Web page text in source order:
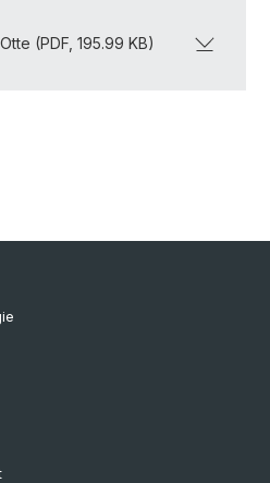
(PDF, 195.99 KB)